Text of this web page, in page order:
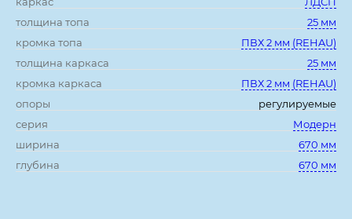
толщина топа
25 мм
кромка топа
ПВХ 2 мм (REHAU)
толщина каркаса
25 мм
кромка каркаса
ПВХ 2 мм (REHAU)
опоры
регулируемые
серия
Модерн
ширина
670 мм
глубина
670 мм